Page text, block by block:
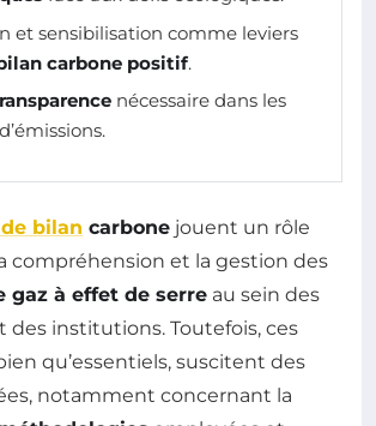
et sensibilisation comme leviers
carbone positif.
nécessaire dans les
bilan carbone jouent un rôle
compréhension et la gestion des
gaz à effet de serre au sein des
des institutions. Toutefois, ces
qu’essentiels, suscitent des
notamment concernant la